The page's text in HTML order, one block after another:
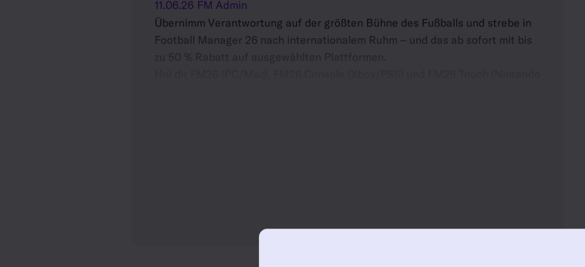
11.06.26 FM Admin
Übernimm Verantwortung auf der größten Bühne des Fußballs und strebe in
Football Manager 26 nach internationalem Ruhm – und das ab sofort mit bis
zu 50 % Rabatt auf ausgewählten Plattformen.